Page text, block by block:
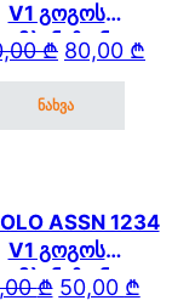
V1 გოგოს
₾Original price
80,00 ₾
Current price is:
ნახვა
ASSN 1234
V1 გოგოს
₾ Original price
50,00 ₾
Current price is: